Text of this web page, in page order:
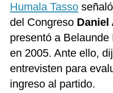
Humala Tasso
del Congreso Daniel
presentó a
en 2005. Ante ello,
entrevisten para
ingreso al partido.